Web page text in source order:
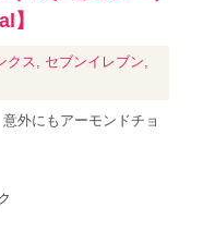
】
クス, セブンイレブン,
外にもアーモンドチョ